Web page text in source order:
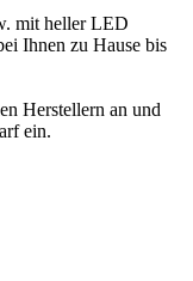
mit heller LED
Ihnen zu Hause bis
Herstellern an und
ein.